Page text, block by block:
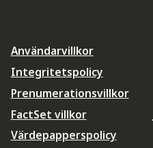
Användarvillkor
Integritetspolicy
Prenumerationsvillkor
FactSet villkor
Värdepapperspolicy